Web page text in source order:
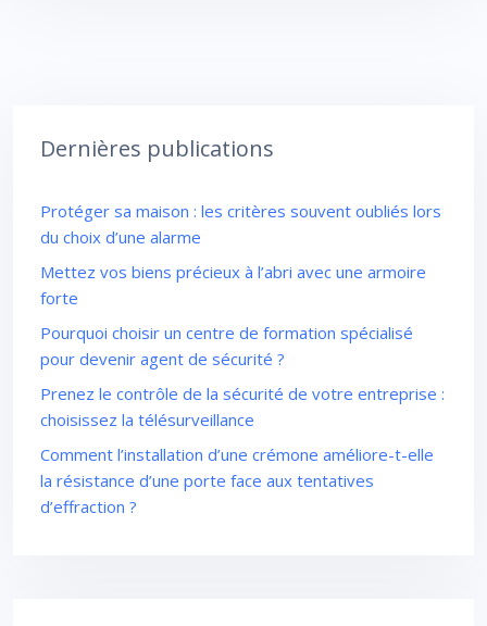
Dernières publications
Protéger sa maison : les critères souvent oubliés lors
du choix d’une alarme
Mettez vos biens précieux à l’abri avec une armoire
forte
Pourquoi choisir un centre de formation spécialisé
pour devenir agent de sécurité ?
Prenez le contrôle de la sécurité de votre entreprise :
choisissez la télésurveillance
Comment l’installation d’une crémone améliore-t-elle
la résistance d’une porte face aux tentatives
d’effraction ?